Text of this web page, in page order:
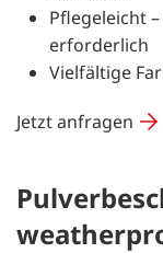
Pflegeleicht
erforderlich
Vielfältige
Jetzt anfragen